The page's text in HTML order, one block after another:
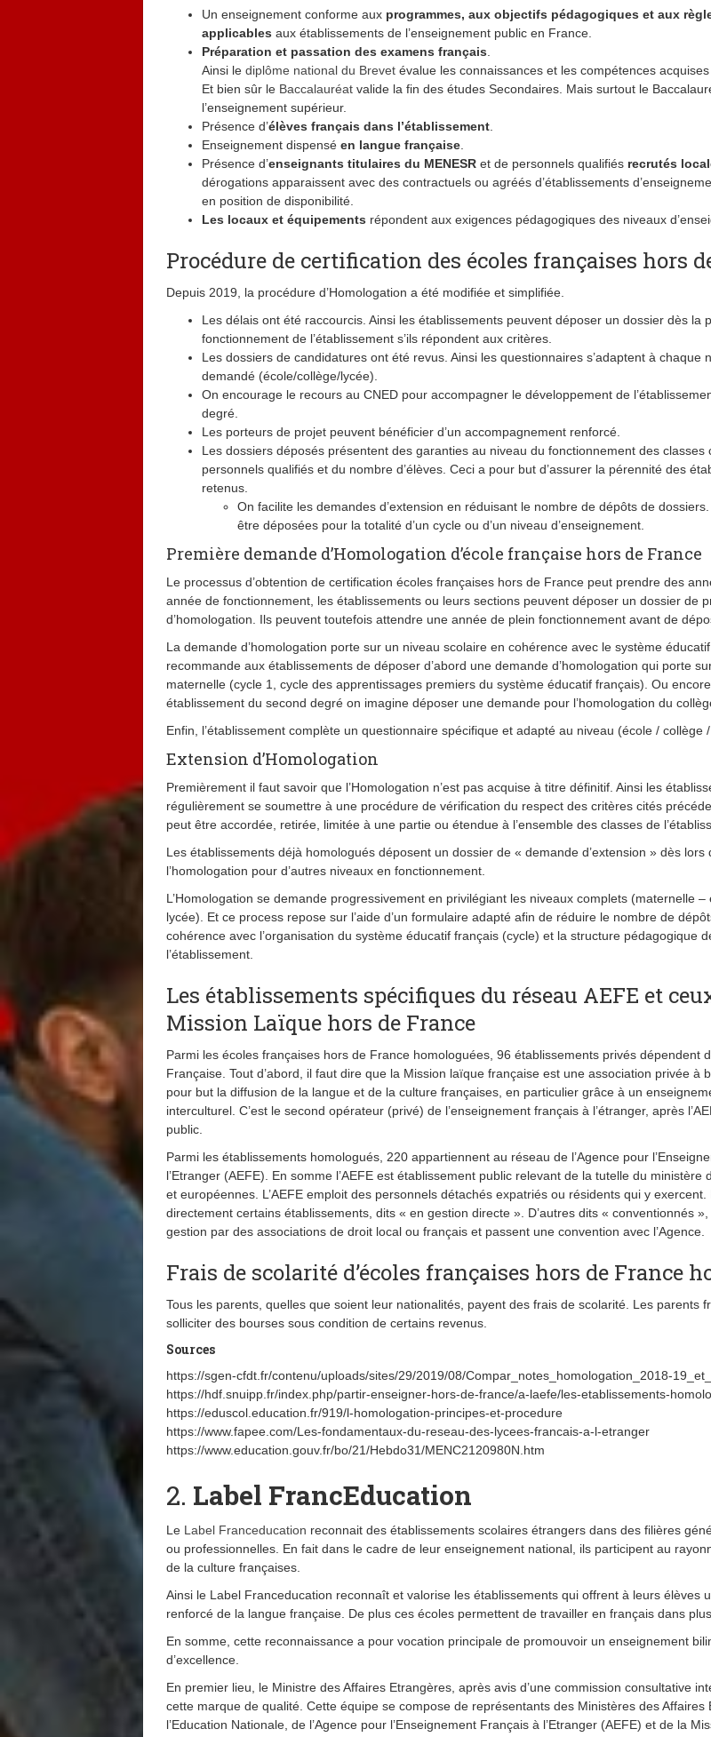
Un enseignement conforme aux programmes, aux objectifs pédagogiques et aux
applicables aux établissements de l’enseignement public en France.
Préparation et passation des examens français
Ainsi le diplôme national du Brevet évalue les connaissances et les compétences
Et bien sûr le Baccalauréat valide la fin des études Secondaires. Mais surtout le
l’enseignement supérieur.
Présence d’élèves français dans l’établissement
Enseignement dispensé en langue française
Présence d’enseignants titulaires du MENESR et de personnels qualifiés recrutés
dérogations apparaissent avec des contractuels ou agréés d’établissements
en position de disponibilité.
Les locaux et équipements répondent aux exigences pédagogiques des niveaux
Procédure de certification des écoles françaises hors
Depuis 2019, la procédure d’Homologation a été modifiée et simplifiée.
Les délais ont été raccourcis. Ainsi les établissements peuvent déposer un dossier dès la
fonctionnement de l’établissement s’ils répondent aux critères.
Les dossiers de candidatures ont été revus. Ainsi les questionnaires s’adaptent à chaque
demandé (école/collège/lycée).
On encourage le recours au CNED pour accompagner le développement de
degré.
Les porteurs de projet peuvent bénéficier d’un accompagnement renforcé.
Les dossiers déposés présentent des garanties au niveau du fonctionnement des classes
personnels qualifiés et du nombre d’élèves. Ceci a pour but d’assurer la pérennité des
retenus.
On facilite les demandes d’extension en réduisant le nombre de dépôts de
être déposées pour la totalité d’un cycle ou d’un niveau d’enseignement.
Première demande d’Homologation d’école française hors de France
Le processus d’obtention de certification écoles françaises hors de France peut prendre des
année de fonctionnement, les établissements ou leurs sections peuvent déposer un dossier de
d’homologation. Ils peuvent toutefois attendre une année de plein fonctionnement avant de
La demande d’homologation porte sur un niveau scolaire en cohérence avec le système
recommande aux établissements de déposer d’abord une demande d’homologation qui porte
maternelle (cycle 1, cycle des apprentissages premiers du système éducatif français). Ou encore
établissement du second degré on imagine déposer une demande pour l’homologation du
Enfin, l’établissement complète un questionnaire spécifique et adapté au niveau (école / collège /
Extension d’Homologation
Premièrement il faut savoir que l’Homologation n’est pas acquise à titre définitif. Ainsi les
régulièrement se soumettre à une procédure de vérification du respect des critères cités
peut être accordée, retirée, limitée à une partie ou étendue à l’ensemble des classes de
Les établissements déjà homologués déposent un dossier de « demande d’extension » dès lors
l’homologation pour d’autres niveaux en fonctionnement.
L’Homologation se demande progressivement en privilégiant les niveaux complets (maternelle
lycée). Et ce process repose sur l’aide d’un formulaire adapté afin de réduire le nombre de
cohérence avec l’organisation du système éducatif français (cycle) et la structure pédagogique
l’établissement.
Les établissements spécifiques du réseau AEFE et
Mission Laïque hors de France
Parmi les écoles françaises hors de France homologuées, 96 établissements privés dépendent
Française. Tout d’abord, il faut dire que la Mission laïque française est une association privée à
pour but la diffusion de la langue et de la culture françaises, en particulier grâce à un
interculturel. C’est le second opérateur (privé) de l’enseignement français à l’étranger, après
public.
Parmi les établissements homologués, 220 appartiennent au réseau de l’Agence pour
l’Etranger (AEFE). En somme l’AEFE est établissement public relevant de la tutelle du ministère
et européennes. L’AEFE emploit des personnels détachés expatriés ou résidents qui y exercent.
directement certains établissements, dits « en gestion directe ». D’autres dits « conventionnés »,
gestion par des associations de droit local ou français et passent une convention avec l’Agence.
Frais de scolarité d’écoles françaises hors de France
Tous les parents, quelles que soient leur nationalités, payent des frais de scolarité. Les parents
solliciter des bourses sous condition de certains revenus.
Sources
https://sgen-cfdt.fr/contenu/uploads/sites/29/2019/08/Compar_notes_homologation_2018-
https://hdf.snuipp.fr/index.php/partir-enseigner-hors-de-france/a-laefe/les-etablissements-
https://eduscol.education.fr/919/l-homologation-principes-et-procedure
https://www.fapee.com/Les-fondamentaux-du-reseau-des-lycees-francais-a-l-etranger
https://www.education.gouv.fr/bo/21/Hebdo31/MENC2120980N.htm
2. Label FrancEducation
Le Label Franceducation reconnait des établissements scolaires étrangers dans des filières
ou professionnelles. En fait dans le cadre de leur enseignement national, ils participent au
de la culture françaises.
Ainsi le Label Franceducation reconnaît et valorise les établissements qui offrent à leurs élèves
renforcé de la langue française. De plus ces écoles permettent de travailler en français dans
En somme, cette reconnaissance a pour vocation principale de promouvoir un enseignement
d’excellence.
En premier lieu, le Ministre des Affaires Etrangères, après avis d’une commission consultative
cette marque de qualité. Cette équipe se compose de représentants des Ministères des Affaires
l’Education Nationale, de l’Agence pour l’Enseignement Français à l’Etranger (AEFE) et de la